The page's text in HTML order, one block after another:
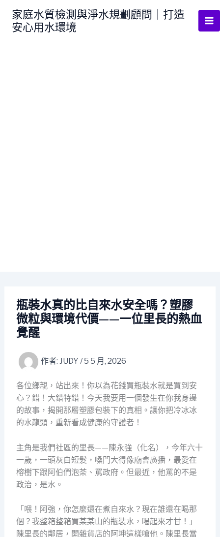
家庭水質檢測與淨水規劃顧問｜打造
安心用水環境
瓶裝水真的比自來水安全嗎？塑膠
微粒與環境代價——一位里長的熱血
覺醒
作者: JUDY /5 5 月, 2026
各位鄉親，站出來！你以為花錢買瓶裝水就是買到安
心？錯！大錯特錯！今天我要用一個發生在你我身邊
的故事，揭開那層塑膠包裝下的真相。讓你把冷冰冰
的水龍頭，重新看成健康的守護者！
主角是我們社區的里長——陳永強（化名），今年六十
一歲，一頭灰白短髮，嗓門大得像廟會廣播，最愛在
榕樹下跟阿伯們泡茶、罵政府。但最近，他罵的不是
政治，是水。
「喂！阿強，你怎麼還在煮自來水？現在誰還在喝那
個？我整箱整箱買某某山的瓶裝水，喝起來才甘！」
陳里長的鄰居，開雜貨店的阿坤這樣嗆他。陳里長當